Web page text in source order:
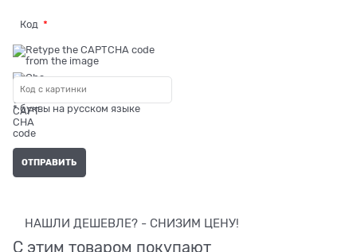
Код
* буквы на русском языке
НАШЛИ ДЕШЕВЛЕ? - СНИЗИМ ЦЕНУ!
С этим товаром покупают